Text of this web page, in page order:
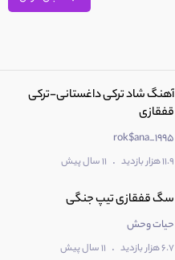
آهنگ شاد ترکی داغستانی-ترکی
قفقازی
rok$ana_1995
11.9 هزار بازدید . 11 سال پیش
سگ قفقازی تیپ جنگی
حیات وحش
6.7 هزار بازدید . 11 سال پیش